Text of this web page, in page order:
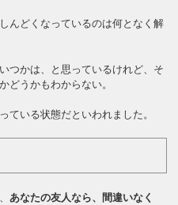
んどくなっているのは何となく解
つかは、と思っているけれど、そ
どうかもわからない。
ている状態だといわれました。
あなたの友人なら、間違いなく